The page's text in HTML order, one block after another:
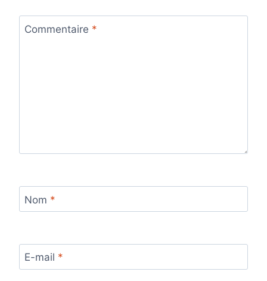
Commentaire *
Nom *
E-mail *